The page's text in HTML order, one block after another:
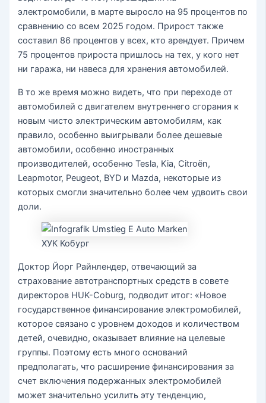
электромобили, в марте выросло на 95 процентов по
сравнению со всем 2025 годом. Прирост также
составил 86 процентов у всех, кто арендует. Причем
75 процентов прироста пришлось на тех, у кого нет
ни гаража, ни навеса для хранения автомобилей.
В то же время можно видеть, что при переходе от
автомобилей с двигателем внутреннего сгорания к
новым чисто электрическим автомобилям, как
правило, особенно выигрывали более дешевые
автомобили, особенно иностранных
производителей, особенно Tesla, Kia, Citroën,
Leapmotor, Peugeot, BYD и Mazda, некоторые из
которых смогли значительно более чем удвоить свои
доли.
ХУК Кобург
Доктор Йорг Райнлендер, отвечающий за
страхование автотранспортных средств в совете
директоров HUK-Coburg, подводит итог: «Новое
государственное финансирование электромобилей,
которое связано с уровнем доходов и количеством
детей, очевидно, оказывает влияние на целевые
группы. Поэтому есть много оснований
предполагать, что расширение финансирования за
счет включения подержанных электромобилей
может значительно усилить эту тенденцию,